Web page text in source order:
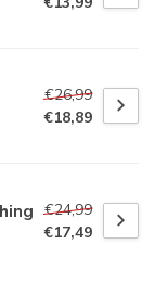
€26,99
€18,89
€24,99
€17,49